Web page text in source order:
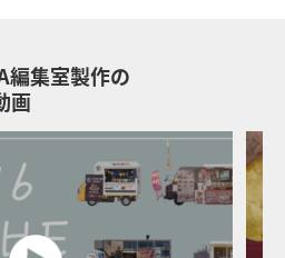
編集室製作の
画